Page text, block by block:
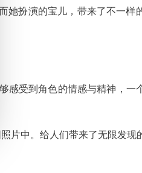
她扮演的宝儿，带来了不一样
感受到角色的情感与精神，一
片中。给人们带来了无限发现